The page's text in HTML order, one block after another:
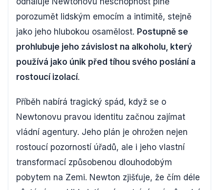
porozumět lidským emocím a intimitě, stejně
jako jeho hlubokou osamělost. Postupně se
prohlubuje jeho závislost na alkoholu, který
používá jako únik před tíhou svého poslání a
rostoucí izolací.
Příběh nabírá tragický spád, když se o
Newtonovu pravou identitu začnou zajímat
vládní agentury. Jeho plán je ohrožen nejen
rostoucí pozorností úřadů, ale i jeho vlastní
transformací způsobenou dlouhodobým
pobytem na Zemi. Newton zjišťuje, že čím déle